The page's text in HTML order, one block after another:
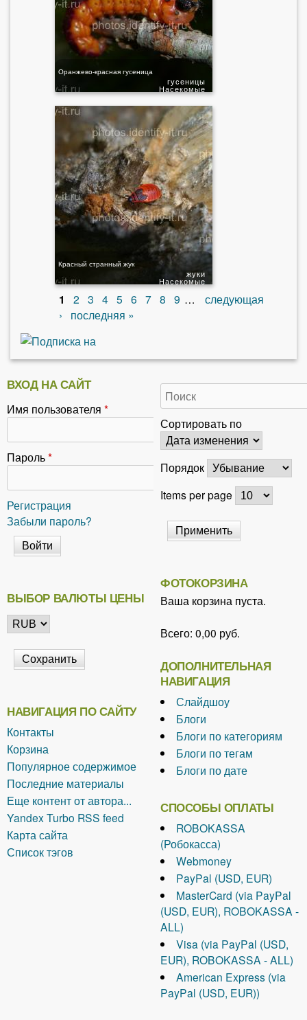
Оранжево-красная гусеница
Насекомые
гусеницы
Красный странный жук
Насекомые
жуки
1 2 3 4 5 6 7 8 9 …
следующая
›
последняя »
ВХОД НА САЙТ
Имя пользователя *
Пароль*
Регистрация
Забыли пароль?
ВЫБОР ВАЛЮТЫ ЦЕНЫ
НАВИГАЦИЯ ПО САЙТУ
Контакты
Корзина
Популярное содержимое
Последние материалы
Еще контент от автора...
Yandex Turbo RSS feed
Карта сайта
Список тэгов
Сортировать по
Порядок
Items per page
ФОТОКОРЗИНА
Ваша корзина пуста.
Всего: 0,00 руб.
ДОПОЛНИТЕЛЬНАЯ
НАВИГАЦИЯ
Слайдшоу
Блоги
Блоги по категориям
Блоги по тегам
Блоги по дате
СПОСОБЫ ОПЛАТЫ
ROBOKASSA
(Робокасса)
Webmoney
PayPal (USD, EUR)
MasterCard (via PayPal
(USD, EUR), ROBOKASSA -
ALL)
Visa (via PayPal (USD,
EUR), ROBOKASSA - ALL)
American Express (via
PayPal (USD, EUR))